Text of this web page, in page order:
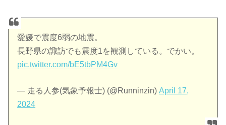
愛媛で震度6弱の地震。
長野県の諏訪でも震度1を観測している。でかい。
pic.twitter.com/bE5tbPM4Gv
— 走る人参(気象予報士) (@Runninzin)April 17,
2024